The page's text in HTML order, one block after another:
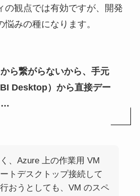
の観点では有効ですが、開発
みの種になります。
ら繋がらないから、手元
Desktop）から直接デー
、Azure 上の作業用 VM
トデスクトップ接続して
おうとしても、VM のスペ